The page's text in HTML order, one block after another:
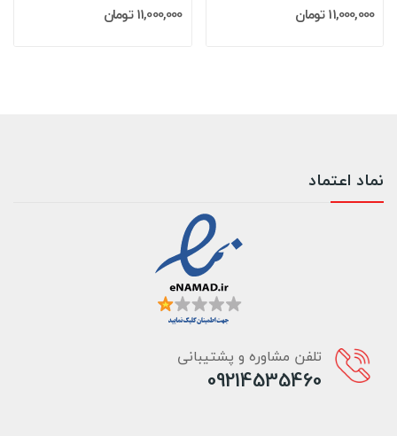
11,000,000 تومان 11,000,000 تومان
نماد اعتماد
تلفن مشاوره و پشتیبانی
09214535460